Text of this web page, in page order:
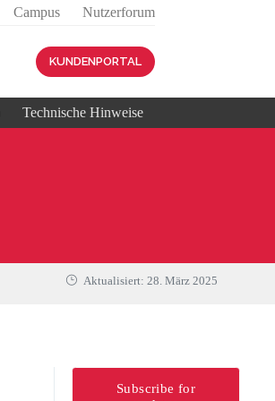
Campus Nutzerforum
KUNDENPORTAL
Technische Hinweise
Aktualisiert: 28. März 2025
Subscribe for